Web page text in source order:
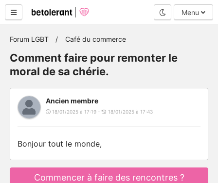
Mode nuit
Menu
Forum LGBT Café du commerce
Comment faire pour remonter le
moral de sa chérie.
Ancien membre
18/01/2025 à 17:19 - 18/01/2025 à 17:43
Bonjour tout le monde,
Commencer à faire des rencontres ?